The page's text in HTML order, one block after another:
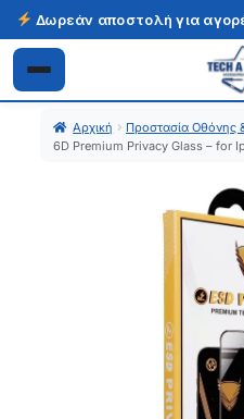
Δωρεάν αποστολή για
Απευθείας
μετάβαση
Μετάβαση
σε
περιεχόμενο
Αρχική Προστασία Οθόνης
6D Premium Privacy Glass – for